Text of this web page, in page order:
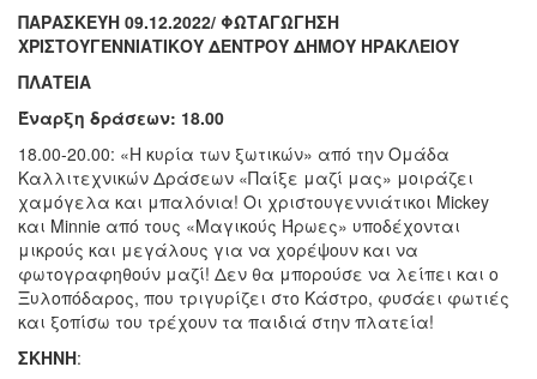
ΠΑΡΑΣΚΕΥΗ 09.12.2022/ ΦΩΤΑΓΩΓΗΣΗ
ΧΡΙΣΤΟΥΓΕΝΝΙΑΤΙΚΟΥ ΔΕΝΤΡΟΥ ΔΗΜΟΥ ΗΡΑΚΛΕΙΟΥ
ΠΛΑΤΕΙΑ
Έναρξη δράσεων: 18.00
18.00-20.00: «Η κυρία των ξωτικών» από την Ομάδα
Καλλιτεχνικών Δράσεων «Παίξε μαζί μας» μοιράζει
χαμόγελα και μπαλόνια! Οι χριστουγεννιάτικοι Mickey
και Minnie από τους «Μαγικούς Ήρωες» υποδέχονται
μικρούς και μεγάλους για να χορέψουν και να
φωτογραφηθούν μαζί! Δεν θα μπορούσε να λείπει και ο
Ξυλοπόδαρος, που τριγυρίζει στο Κάστρο, φυσάει φωτιές
και ξοπίσω του τρέχουν τα παιδιά στην πλατεία!
ΣΚΗΝΗ: